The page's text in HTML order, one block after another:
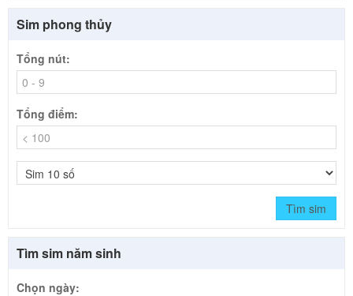
Sim phong thủy
Tổng nút:
Tổng điểm:
Tìm sim
Tìm sim năm sinh
Chọn ngày: